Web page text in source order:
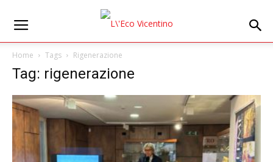
Home Tags Rigenerazione
Tag: rigenerazione